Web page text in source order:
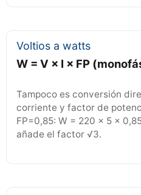
Voltios a watts
W = V × I × FP
Tampoco es conversión
corriente y factor de
FP=0,85: W = 220 × 5 ×
añade el factor √3.